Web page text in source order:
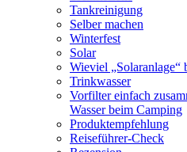
Tankreinigung
Selber machen
Winterfest
Solar
Wieviel „Solaranlage“
Trinkwasser
Vorfilter einfach
Wasser beim Camping
Produktempfehlung
Reiseführer-Check